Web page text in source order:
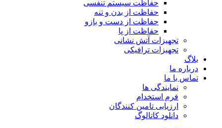
حفاظت سیستم تنفسی
حفاظت از بدن و تنه
حفاظت از دست و بازو
حفاظت از پا
تجهیزات آتش نشانی
تجهیزات ترافیکی
بلاگ
درباره ما
تماس با ما
نمایندگی ها
فرم استخدام
ارزیابی تامین کنندگان
دانلود کاتالوگ